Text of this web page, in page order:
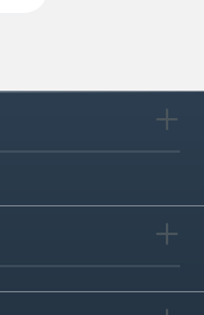
для
у
і палет,
тентів.